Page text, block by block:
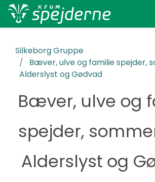
Silkeborg Gruppe
Bæver, ulve og familie spejder,
Alderslyst og Gødvad
Bæver, ulve og
spejder,
Alderslyst og